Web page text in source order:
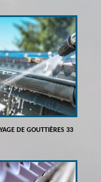
DE GOUTTIÈRES 33